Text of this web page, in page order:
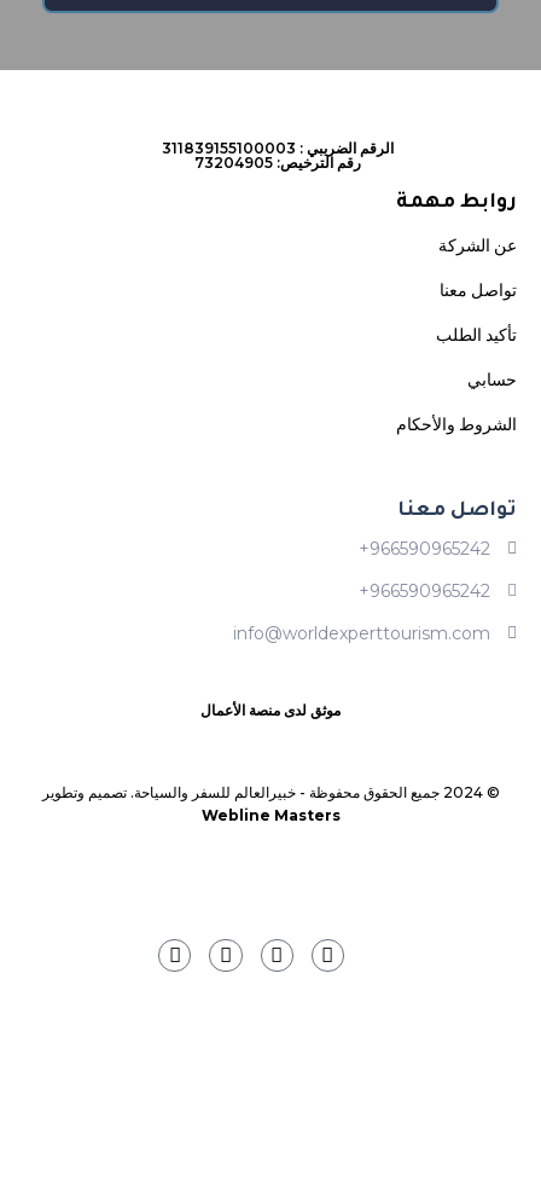
الرقم الضريبي : 311839155100003
رقم الترخيص: 73204905
روابط مهمة
عن الشركة
تواصل معنا
تأكيد الطلب
حسابي
الشروط والأحكام
تواصل معنا
966590965242+
966590965242+
info@worldexperttourism.com
موثق لدى منصة الأعمال
© 2024 جميع الحقوق محفوظة -
خبيرالعالم للسفر والسياحة. تصميم وتطوير
Webline Masters